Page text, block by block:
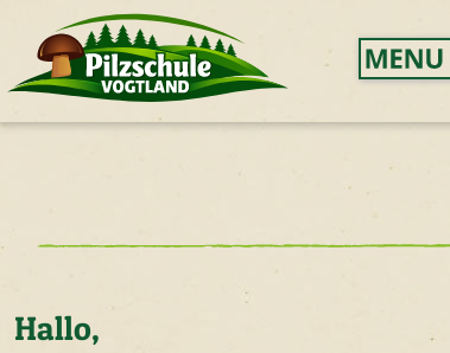
Hallo,